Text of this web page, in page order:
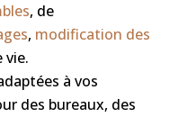
, de
, modification des
vie.
à vos
des bureaux, des